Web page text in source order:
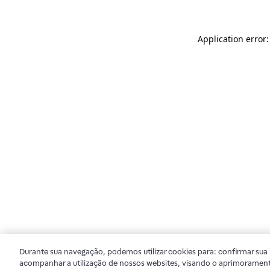
Application
Durante sua navegação, podemos utilizar cookies para: confirmar
acompanhar a utilização de nossos websites, visando o